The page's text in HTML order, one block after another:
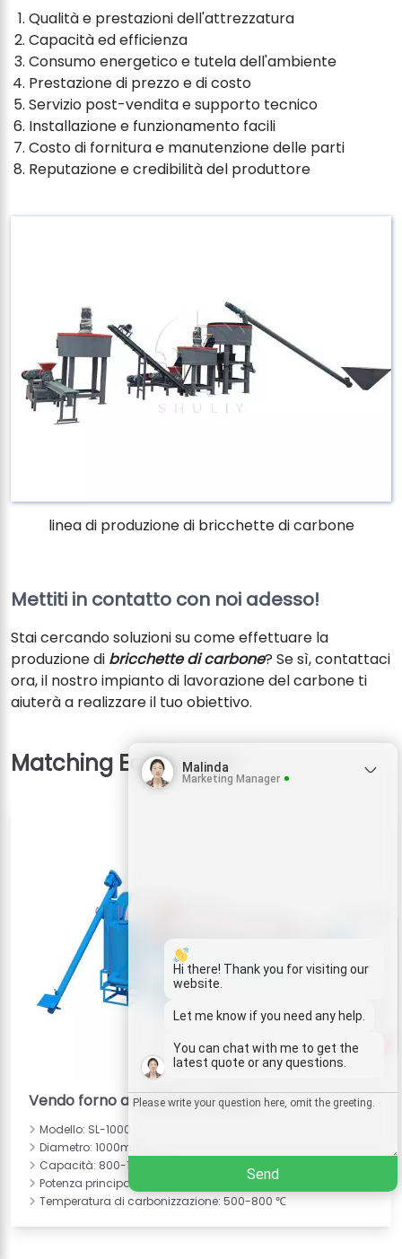
Qualità e prestazioni dell'attrezzatura
Capacità ed efficienza
Consumo energetico e tutela dell'ambiente
Prestazione di prezzo e di costo
Servizio post-vendita e supporto tecnico
Installazione e funzionamento facili
Costo di fornitura e manutenzione delle parti
Reputazione e credibilità del produttore
linea di produzione di bricchette di carbone
Mettiti in contatto con noi adesso!
Stai cercando soluzioni su come effettuare la
produzione di bricchette di carbone? Se sì, contattaci
ora, il nostro impianto di lavorazione del carbone ti
aiuterà a realizzare il tuo obiettivo.
Vendo forno a carbone continuo
Modello: SL-1000
Diametro: 1000mm
Capacità: 800-1000 kg/h
Potenza principale: 18,5 kW
Temperatura di carbonizzazione: 500-800 ℃
Wechat
Chat
Malinda
Marketing Manager
Hi there! Thank you for visiting our
website.
Let me know if you need any help.
You can chat with me to get the
latest quote or any questions.
Send